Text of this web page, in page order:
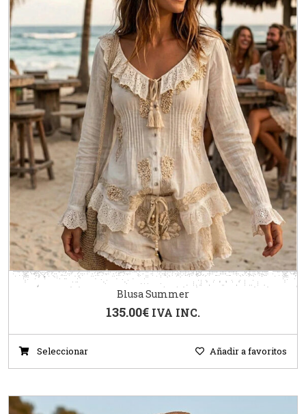
Blusa Summer
135.00€ IVA INC.
Seleccionar Añadir a favoritos